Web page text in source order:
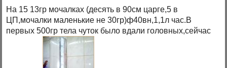
На 15 13гр мочалках (десять в 90см царге,5 в
ЦП,мочалки маленькие не 30гр)ф40вн,1,1л час.В
первых 500гр тела чуток было вдали головных,сейчас